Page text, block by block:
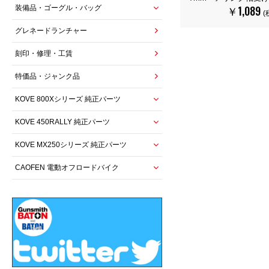
装備品・ゴーグル・バッグ
グレネードランチャー
刻印・修理・工賃
特価品・ジャンク品
KOVE 800Xシリーズ 純正パーツ
KOVE 450RALLY 純正パーツ
KOVE MX250シリーズ 純正パーツ
CAOFEN 電動オフロードバイク
￥1,089 (